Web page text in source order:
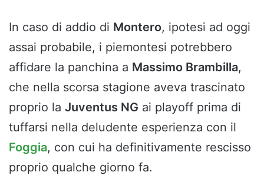
In caso di addio di Montero, ipotesi ad oggi
assai probabile, i piemontesi potrebbero
affidare la panchina a Massimo Brambilla,
che nella scorsa stagione aveva trascinato
proprio la Juventus NG ai playoff prima di
tuffarsi nella deludente esperienza con il
Foggia, con cui ha definitivamente rescisso
proprio qualche giorno fa.